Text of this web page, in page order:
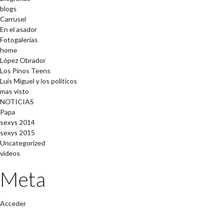
blogs
Carrusel
En el asador
Fotogalerías
home
López Obrador
Los Pinos Teens
Luis Miguel y los políticos
mas visto
NOTICIAS
Papa
sexys 2014
sexys 2015
Uncategorized
videos
Meta
Acceder